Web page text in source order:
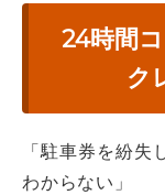
24時間
ク
「駐車券を紛
わからない」